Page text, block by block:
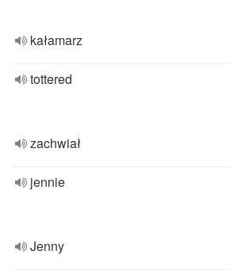
kałamarz
tottered
zachwiał
jennie
Jenny